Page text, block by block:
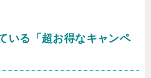
いる「超お得なキャンペ